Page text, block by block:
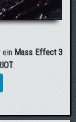
einMass Effect 3
.
EVENT